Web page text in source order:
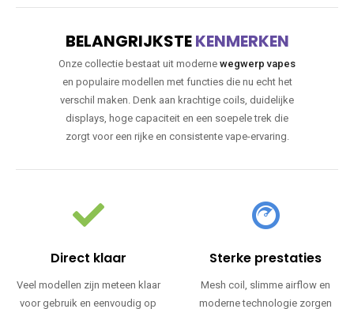
BELANGRIJKSTEKENMERKEN
Onze collectie bestaat uit moderne wegwerp vapes
en populaire modellen met functies die nu echt het
verschil maken. Denk aan krachtige coils, duidelijke
displays, hoge capaciteit en een soepele trek die
zorgt voor een rijke en consistente vape-ervaring.
Direct klaar
Veel modellen zijn meteen klaar
voor gebruik en eenvoudig op
Sterke prestaties
Mesh coil, slimme airflow en
moderne technologie zorgen